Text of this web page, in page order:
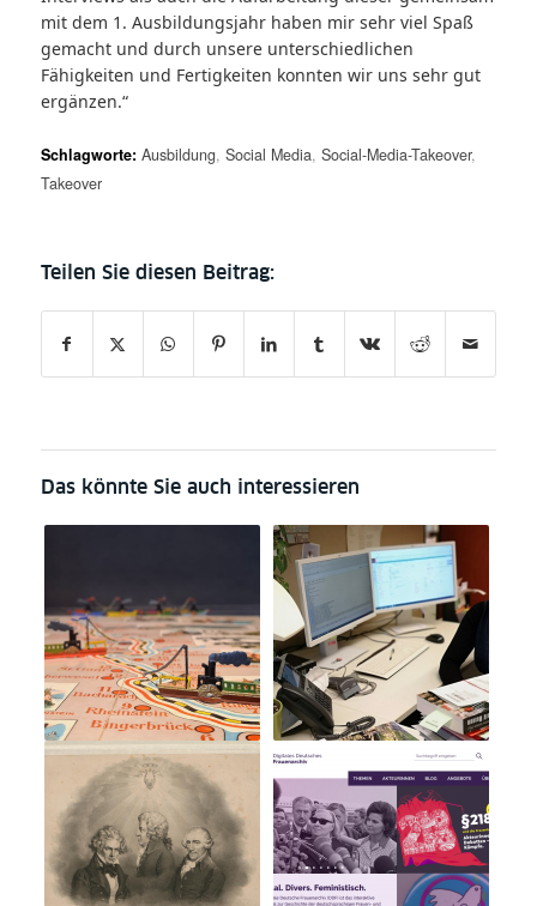
mit dem 1. Ausbildungsjahr haben mir sehr viel Spaß
gemacht und durch unsere unterschiedlichen
Fähigkeiten und Fertigkeiten konnten wir uns sehr gut
ergänzen.“
Schlagworte: Ausbildung, Social Media, Social-Media-Takeover,
Takeover
Das könnte Sie auch interessieren